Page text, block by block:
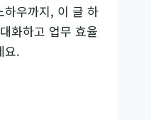
하우까지, 이 글 하
화하고 업무 효율
요.